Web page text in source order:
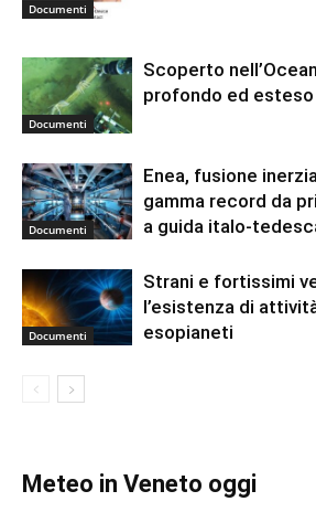
Documenti
Documenti
Scoperto
profondo ed
Documenti
Enea, fusione
gamma record da
a guida italo-
Documenti
Strani e fortissimi
l’esistenza di
esopianeti
Meteo in Veneto oggi